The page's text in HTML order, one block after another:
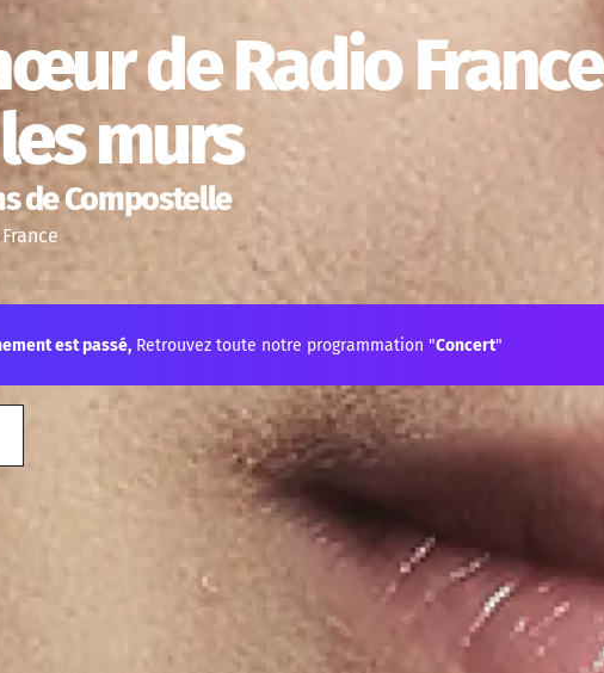
de Radio France
murs
de Compostelle
est passé, Retrouvez toute notre programmation "Concert"